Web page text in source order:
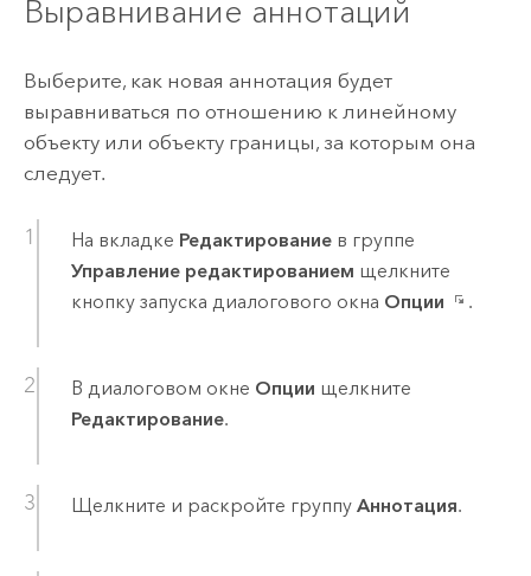
Выравнивание аннотаций
Выберите, как новая аннотация будет
выравниваться по отношению к линейному
объекту или объекту границы, за которым она
следует.
На вкладке Редактированиев группе
Управление редактированием щелкните
кнопку запуска диалогового окна Опции .
В диалоговом окне Опции щелкните
Редактирование.
Щелкните и раскройте группу Аннотация.